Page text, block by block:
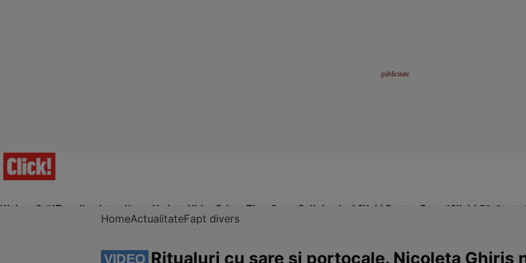
Ultima Oră!Trending Actualitate Vedete Video Prime Time SportStil de viațăClick! Pentru FemeiClick! Sănătate
HomeActualitateFapt divers
VIDEO Ritualuri cu sare și portocale. Nicoleta Ghiriș